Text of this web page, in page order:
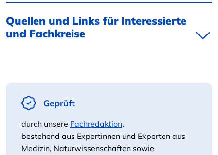
Quellen und Links für Interessierte
und Fachkreise
Geprüft
durch unsere Fachredaktion,
bestehend aus Expertinnen und Experten aus
Medizin, Naturwissenschaften sowie